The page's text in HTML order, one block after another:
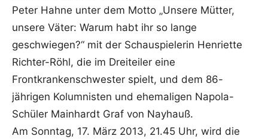
Peter Hahne unter dem Motto „Unsere Mütter,
unsere Väter: Warum habt ihr so lange
geschwiegen?“ mit der Schauspielerin Henriette
Richter-Röhl, die im Dreiteiler eine
Frontkrankenschwester spielt, und dem 86-
jährigen Kolumnisten und ehemaligen Napola-
Schüler Mainhardt Graf von Nayhauß.
Am Sonntag, 17. März 2013, 21.45 Uhr, wird die